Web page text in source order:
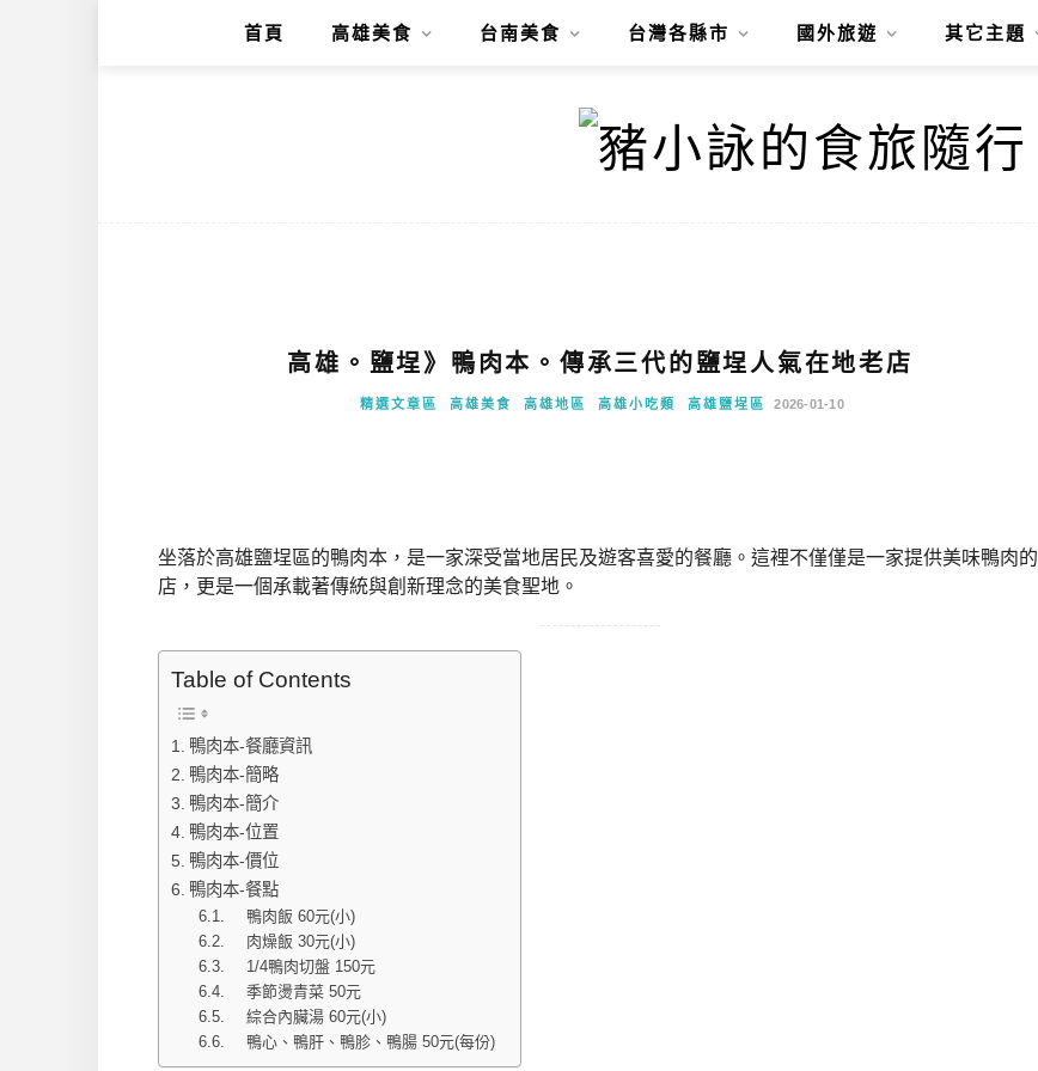
首頁 高雄美食 台南美食 台灣各縣市 國外旅遊 其它主題
高雄。鹽埕》鴨肉本。傳承三代的鹽埕人氣在地老店
精選文章區 高雄美食 高雄地區 高雄小吃類 高雄鹽埕區 2026-01-10
坐落於高雄鹽埕區的鴨肉本，是一家深受當地居民及遊客喜愛的餐廳。這裡不僅僅是一家提供美味鴨肉的
店，更是一個承載著傳統與創新理念的美食聖地。
Table of Contents
鴨肉本-餐廳資訊
鴨肉本-簡略
鴨肉本-簡介
鴨肉本-位置
鴨肉本-價位
鴨肉本-餐點
鴨肉飯 60元(小)
肉燥飯 30元(小)
1/4鴨肉切盤 150元
季節燙青菜 50元
綜合內臟湯 60元(小)
鴨心、鴨肝、鴨胗、鴨腸 50元(每份)